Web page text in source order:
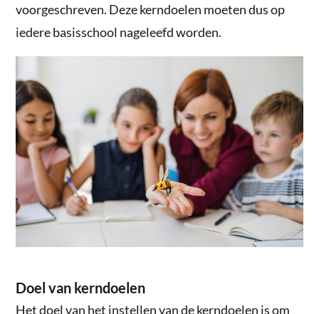
voorgeschreven. Deze kerndoelen moeten dus op
iedere basisschool nageleefd worden.
Doel van kerndoelen
Het doel van het instellen van de kerndoelen is om